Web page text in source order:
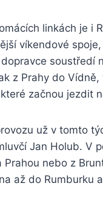
linkách je i
víkendové
soustředí
z Prahy do
začnou jezdit
už v tomto
Jan Holub. V
nebo z
až do Rumburku